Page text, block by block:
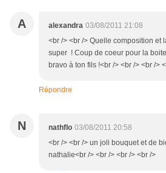
A alexandra 03/08/2011 21:08
<br /> <br /> Quelle composition et
super ! Coup de coeur pour la
bravo à ton fils !<br /> <br /> <br />
Répondre
N nathflo 03/08/2011 20:58
<br /> <br /> un joli bouquet et de
nathalie<br /> <br /> <br /> <br />